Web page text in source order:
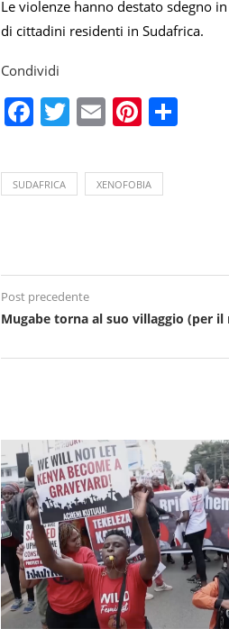
Le violenze hanno destato sdegno
di cittadini residenti in Sudafrica.
Condividi
Facebook
Twitter
Email
SUDAFRICA XENOFOBIA
Post precedente
Mugabe torna al suo villaggio (per